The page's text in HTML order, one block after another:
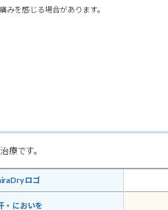
を感じる場合があります。
療です。
・ においを